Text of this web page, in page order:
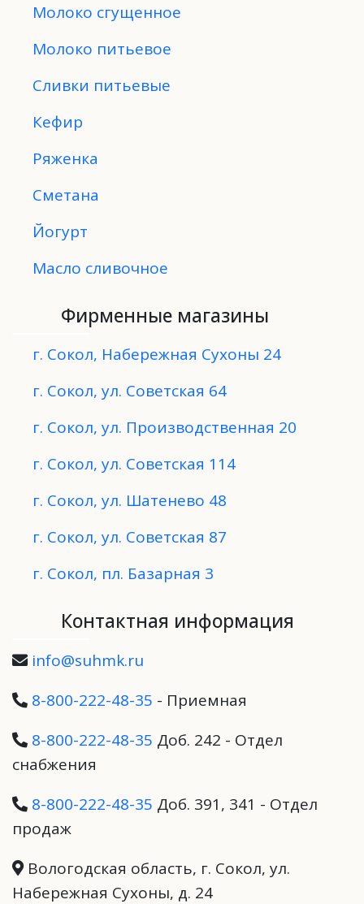
Молоко сгущенное
Молоко питьевое
Сливки питьевые
Кефир
Ряженка
Сметана
Йогурт
Масло сливочное
Фирменные магазины
г. Сокол, Набережная Сухоны 24
г. Сокол, ул. Советская 64
г. Сокол, ул. Производственная 20
г. Сокол, ул. Советская 114
г. Сокол, ул. Шатенево 48
г. Сокол, ул. Советская 87
г. Сокол, пл. Базарная 3
Контактная информация
info@suhmk.ru
8-800-222-48-35 - Приемная
8-800-222-48-35 Доб. 242 - Отдел
снабжения
8-800-222-48-35 Доб. 391, 341 - Отдел
продаж
Вологодская область, г. Сокол, ул.
Набережная Сухоны, д. 24